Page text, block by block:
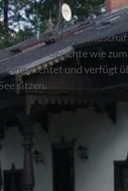
inmitten des
Gerichte wie
eingerichtet und verfügt
sitzen.